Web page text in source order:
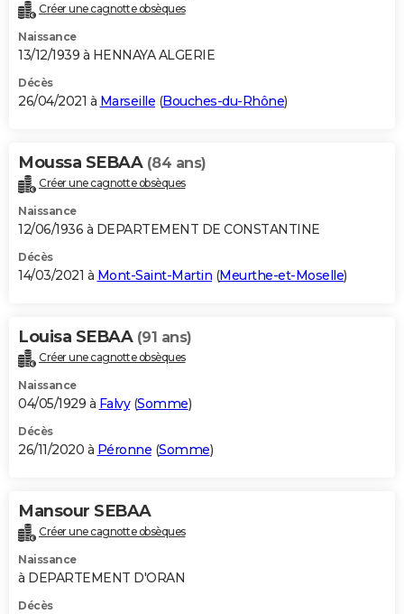
Créer une cagnotte obsèques
Naissance
13/12/1939 à HENNAYA ALGERIE
Décès
26/04/2021 à Marseille (Bouches-du-Rhône)
Moussa SEBAA (84 ans)
Créer une cagnotte obsèques
Naissance
12/06/1936 à DEPARTEMENT DE CONSTANTINE
Décès
14/03/2021 à Mont-Saint-Martin (Meurthe-et-Moselle)
Louisa SEBAA (91 ans)
Créer une cagnotte obsèques
Naissance
04/05/1929 à Falvy(Somme)
Décès
26/11/2020 à Péronne (Somme)
Mansour SEBAA
Créer une cagnotte obsèques
Naissance
à DEPARTEMENT D'ORAN
Décès